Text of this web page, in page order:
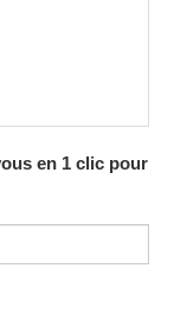
en 1 clic pour